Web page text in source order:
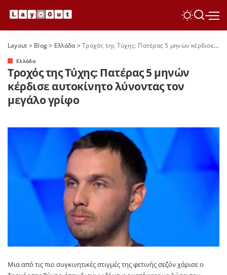
Layout > Blog> Ελλάδα>Τροχός της Τύχης: Πατέρας 5 μηνών κέρδισε αυτοκίνητο λύνοντας τον μεγάλο γρίφο
Ελλάδα
Τροχός της Τύχης: Πατέρας 5 μηνών
κέρδισε αυτοκίνητο λύνοντας τον
μεγάλο γρίφο
Μια από τις πιο συγκινητικές στιγμές της φετινής σεζόν χάρισε ο